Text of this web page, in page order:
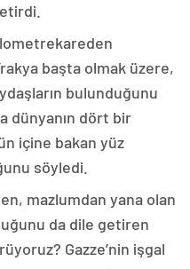
başta olmak üzere,
bulunduğunu
dünyanın dört bir
içine bakan yüz
söyledi.
mazlumdan yana olan
da dile getiren
Gazze’nin işgal